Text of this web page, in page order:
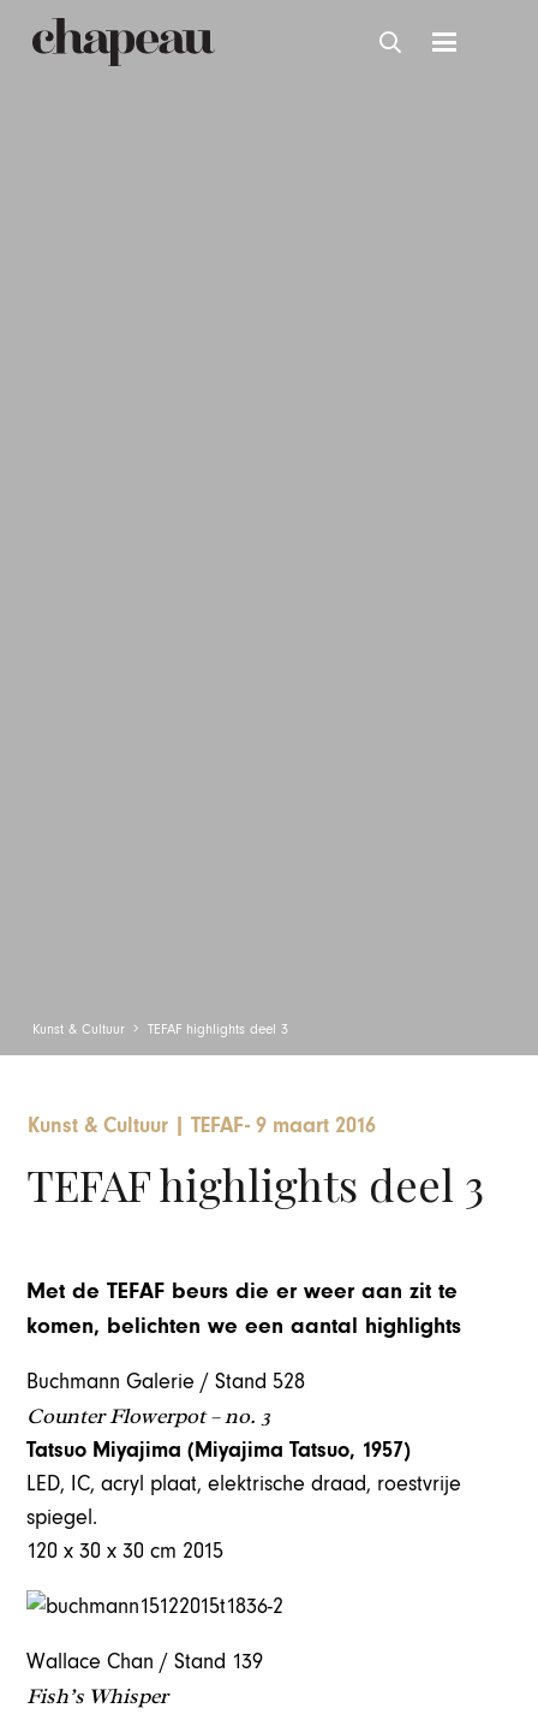
Kunst & Cultuur TEFAF highlights deel 3
Kunst & Cultuur TEFAF-9 maart 2016
TEFAF highlights deel 3
Met de TEFAF beurs die er weer aan zit te
komen, belichten we een aantal highlights
Buchmann Galerie / Stand 528
Counter Flowerpot – no. 3
Tatsuo Miyajima (Miyajima Tatsuo, 1957)
LED, IC, acryl plaat, elektrische draad, roestvrije
spiegel.
120 x 30 x 30 cm 2015
Wallace Chan / Stand 139
Fish’s Whisper